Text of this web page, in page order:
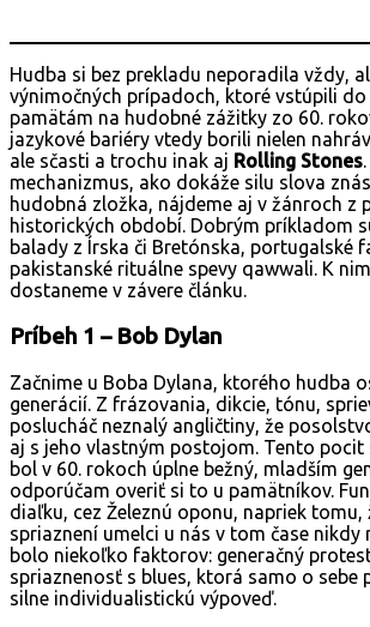
Hudba si bez prekladu neporadila vždy,
výnimočných prípadoch, ktoré vstúpili do
pamätám na hudobné zážitky zo 60.
jazykové bariéry vtedy borili nielen
ale sčasti a trochu inak aj Rolling Stones
mechanizmus, ako dokáže silu slova
hudobná zložka, nájdeme aj v žánroch z
historických období. Dobrým príkladom
balady z Írska či Bretónska, portugalské
pakistanské rituálne spevy qawwali. K
dostaneme v závere článku.
Príbeh 1 – Bob Dylan
Začnime u Boba Dylana, ktorého hudba
generácií. Z frázovania, dikcie, tónu,
poslucháč neznalý angličtiny, že
aj s jeho vlastným postojom. Tento
bol v 60. rokoch úplne bežný, mladším
odporúčam overiť si to u pamätníkov.
diaľku, cez Železnú oponu, napriek tomu,
spriaznení umelci u nás v tom čase nikdy
bolo niekoľko faktorov: generačný
spriaznenosť s blues, ktorá samo o sebe
silne individualistickú výpoveď.